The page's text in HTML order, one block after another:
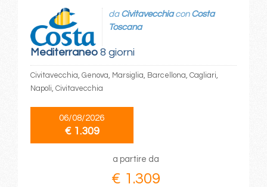
Mediterraneo8 giorni
da Civitavecchiacon Costa
Toscana
Civitavecchia, Genova, Marsiglia, Barcellona, Cagliari,
Napoli, Civitavecchia
06/08/2026
€ 1.309
a partire da
€ 1.309